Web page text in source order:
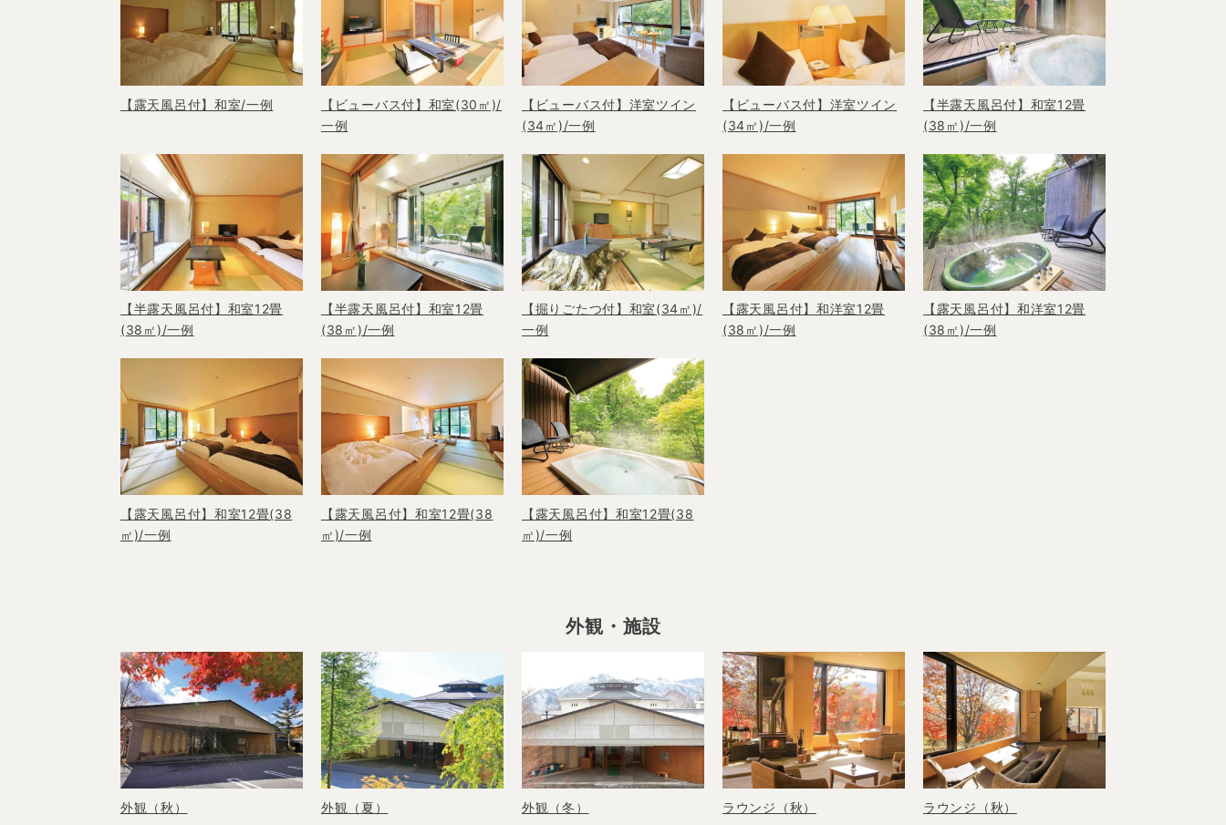
【露天風呂付】和室/一例
【ビューバス付】和室(30㎡)/
一例
【ビューバス付】洋室ツイン
(34㎡)/一例
【ビューバス付】洋室ツイン
(34㎡)/一例
【半露天風呂付】和室12畳
(38㎡)/一例
【半露天風呂付】和室12畳
(38㎡)/一例
【半露天風呂付】和室12畳
(38㎡)/一例
【掘りごたつ付】和室(34㎡)/
一例
【露天風呂付】和洋室12畳
(38㎡)/一例
【露天風呂付】和洋室12畳
(38㎡)/一例
【露天風呂付】和室12畳(38
㎡)/一例
【露天風呂付】和室12畳(38
㎡)/一例
【露天風呂付】和室12畳(38
㎡)/一例
外観・施設
外観（秋） 外観（夏） 外観（冬） ラウンジ（秋） ラウンジ（秋）